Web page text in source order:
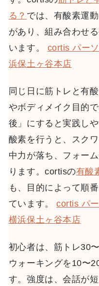
る？ では、有酸素運
があり、組み合わせ
います。 cortis パー
浜保土ヶ谷本店
同じ日に筋トレと有
やボディメイク目的
後」にすると実践し
酸素を行うと、スク
中力が落ち、フォー
ります。cortisの有酸
も、目的によって順
ています。cortis パ
横浜保土ヶ谷本店
初心者は、筋トレ30
ウォーキングを10〜
す。強度は、会話が